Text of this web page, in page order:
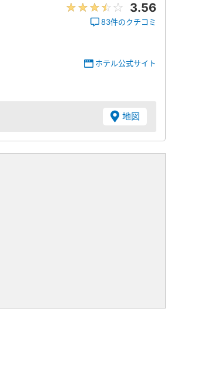
3.56
83件のクチコミ
ホテル公式サイト
地図